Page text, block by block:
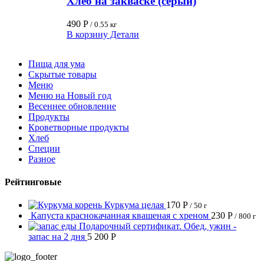
490 Р / 0.55 кг
В корзину Детали
Пища для ума
Скрытые товары
Меню
Меню на Новый год
Весеннее обновление
Продукты
Кроветворные продукты
Хлеб
Специи
Разное
Рейтинговые
Куркума целая 170 Р / 50 г
Капуста краснокачанная квашеная с хреном 230 Р / 800 г
Подарочный сертификат. Обед, ужин -
запас на 2 дня 5 200 Р